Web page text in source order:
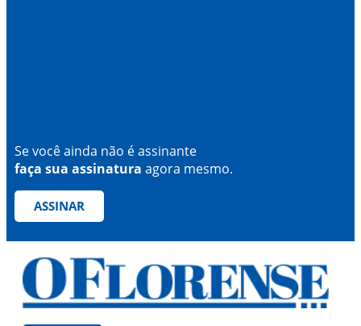
Se você ainda não é assinante
faça sua assinatura agora mesmo.
ASSINAR